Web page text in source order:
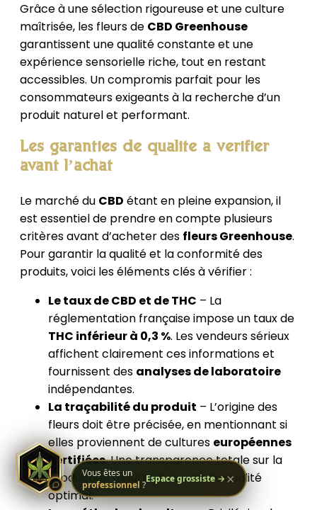
Grâce à une sélection rigoureuse et une culture
maîtrisée, les fleurs de CBD Greenhouse
garantissent une qualité constante et une
expérience sensorielle riche, tout en restant
accessibles. Un compromis parfait pour les
consommateurs exigeants à la recherche d’un
produit naturel et performant.
Les garanties de qualité à vérifier
avant l’achat
Le marché du CBD étant en pleine expansion, il
est essentiel de prendre en compte plusieurs
critères avant d’acheter des fleurs Greenhouse.
Pour garantir la qualité et la conformité des
produits, voici les éléments clés à vérifier :
Le taux de CBD et de THC – La
réglementation française impose un taux de
THC inférieur à 0,3 %. Les vendeurs sérieux
affichent clairement ces informations et
fournissent des analyses de laboratoire
indépendantes.
La traçabilité du produit – L’origine des
fleurs doit être précisée, en mentionnant si
elles proviennent de cultures européennes
certifiées. Une transparence totale sur la
production assure un niveau de qualité
optimal.
Vous êtes un
professionnel ?Espace grossiste → ×
VOTRE CONSEILLER
IA, réponses instantanées,
Conseiller disponible 24h/24
Accès à votre historique commandes
Analyses & recommandations personnalisées
Quelque chose de grand se prépare.
Restez connectés — ça arrive bientôt.